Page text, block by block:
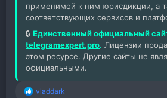
применимой к ним юрисдикции, а
соответствующих сервисов и
🔒 Единственный официальный
telegramexpert.pro. Лицензии
этом ресурсе. Другие сайты не
официальными.
Р
vladdark